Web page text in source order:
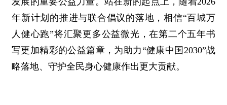
年新计划的推进与联合倡议的落地，相信“百城万
人健心跑”将汇聚更多公益微光，在第二个五年书
写更加精彩的公益篇章，为助力“健康中国2030”战
略落地、守护全民身心健康作出更大贡献。